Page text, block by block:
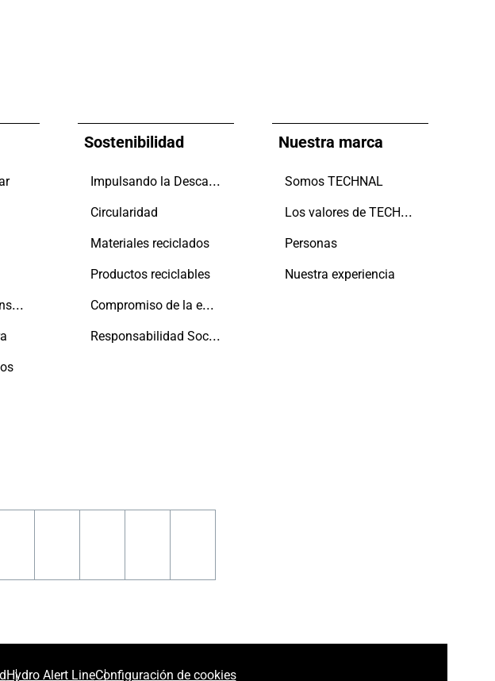
Ocio, turismo y transporte
Sostenibilidad
Impulsando la Descarbonización
Circularidad
Materiales reciclados
Productos reciclables
Compromiso de la empresa con las personas y el planeta
Responsabilidad Social
Nuestra marca
Somos TECHNAL
Los valores de TECHNAL
Personas
Nuestra experiencia
Hydro Alert LineConfiguración de cookies